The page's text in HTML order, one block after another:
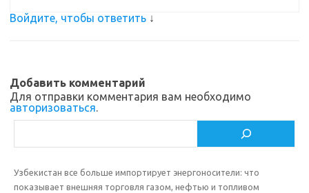
Войдите, чтобы ответить ↓
Добавить комментарий
Для отправки комментария вам необходимо
авторизоваться.
Узбекистан все больше импортирует энергоносители: что
показывает внешняя торговля газом, нефтью и топливом